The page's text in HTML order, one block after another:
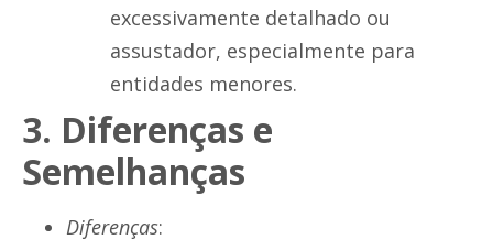
excessivamente detalhado ou
assustador, especialmente para
entidades menores.
3. Diferenças e
Semelhanças
Diferenças: